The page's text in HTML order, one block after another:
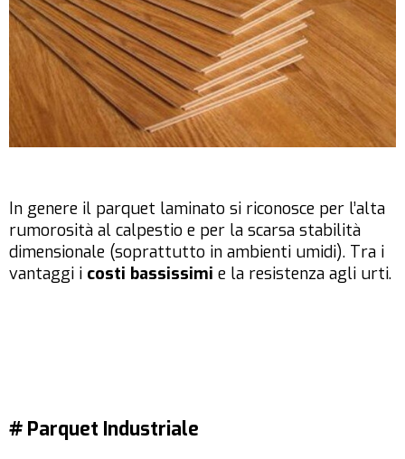
In genere il parquet laminato si riconosce per l’alta
rumorosità al calpestio e per la scarsa stabilità
dimensionale (soprattutto in ambienti umidi). Tra i
vantaggi i costi bassissimi e la resistenza agli urti.
# Parquet Industriale